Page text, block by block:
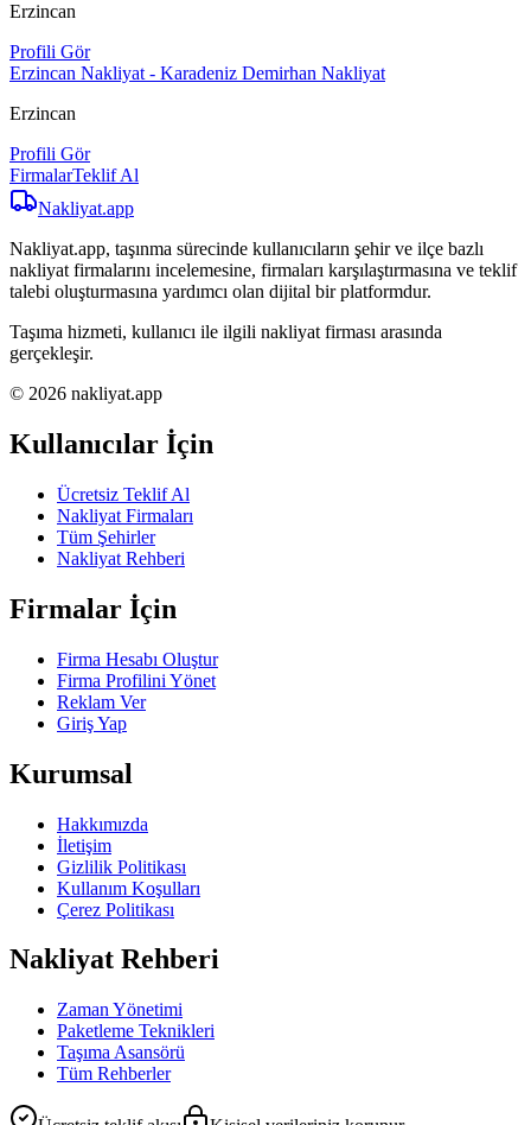
Erzincan
Profili Gör
Erzincan Nakliyat - Karadeniz Demirhan Nakliyat
Erzincan
Profili Gör
FirmalarTeklif Al
Nakliyat.app
Nakliyat.app, taşınma sürecinde kullanıcıların şehir ve ilçe bazlı
nakliyat firmalarını incelemesine, firmaları karşılaştırmasına ve teklif
talebi oluşturmasına yardımcı olan dijital bir platformdur.
Taşıma hizmeti, kullanıcı ile ilgili nakliyat firması arasında
gerçekleşir.
© 2026 nakliyat.app
Kullanıcılar İçin
Ücretsiz Teklif Al
Nakliyat Firmaları
Tüm Şehirler
Nakliyat Rehberi
Firmalar İçin
Firma Hesabı Oluştur
Firma Profilini Yönet
Reklam Ver
Giriş Yap
Kurumsal
Hakkımızda
İletişim
Gizlilik Politikası
Kullanım Koşulları
Çerez Politikası
Nakliyat Rehberi
Zaman Yönetimi
Paketleme Teknikleri
Taşıma Asansörü
Tüm Rehberler